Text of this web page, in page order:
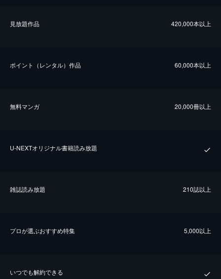
⾒放題作品 420,000本以上
ポイント（レンタル）作品 60,000本以上
無料マンガ 20,000冊以上
U-NEXTオリジナル書籍読み放題
雑誌読み放題 210誌以上
プロが選ぶおすすめ特集 5,000以上
いつでも解約できる